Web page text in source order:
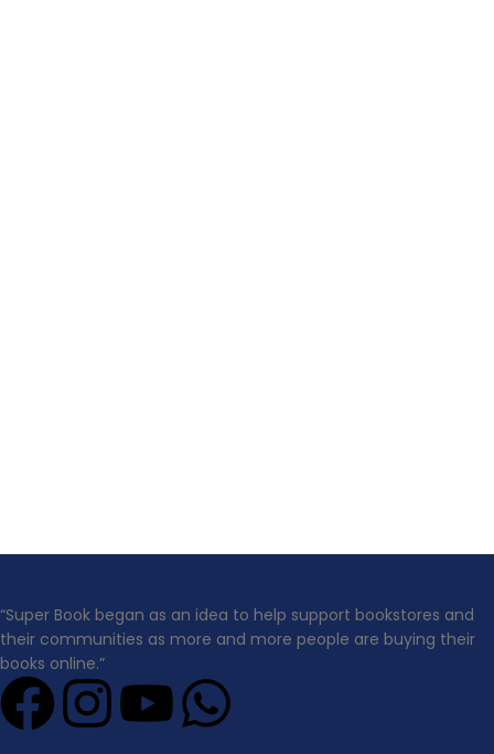
“Super Book began as an idea to help support bookstores and
their communities as more and more people are buying their
books online.”